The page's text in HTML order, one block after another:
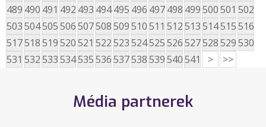
489 490 491 492 493 494495 496 497498 499500501 502
503504505506507508509510511 512513514515516
517518519520521 522523524525526527528529530
531 532533534535536537538539540541 > >>
Média partnerek